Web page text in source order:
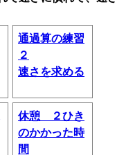
通過算の練習
２
速さを求める
休憩 ２ひき
のかかった時
間